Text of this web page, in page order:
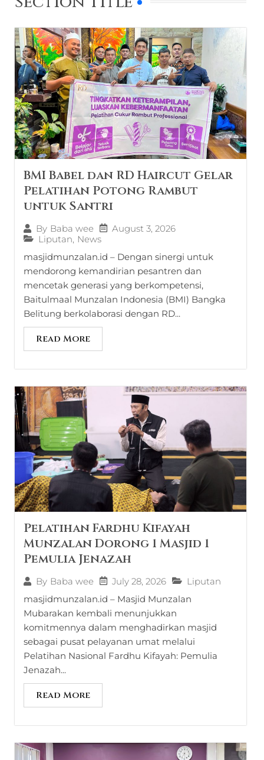
BMI Babel dan RD Haircut Gelar
Pelatihan Potong Rambut
untuk Santri
By Baba wee
August 3, 2026
Liputan, News
masjidmunzalan.id – Dengan sinergi untuk
mendorong kemandirian pesantren dan
mencetak generasi yang berkompetensi,
Baitulmaal Munzalan Indonesia (BMI) Bangka
Belitung berkolaborasi dengan RD...
Read More
Pelatihan Fardhu Kifayah
Munzalan Dorong 1 Masjid 1
Pemulia Jenazah
By Baba wee July 28, 2026
Liputan
masjidmunzalan.id – Masjid Munzalan
Mubarakan kembali menunjukkan
komitmennya dalam menghadirkan masjid
sebagai pusat pelayanan umat melalui
Pelatihan Nasional Fardhu Kifayah: Pemulia
Jenazah...
Read More